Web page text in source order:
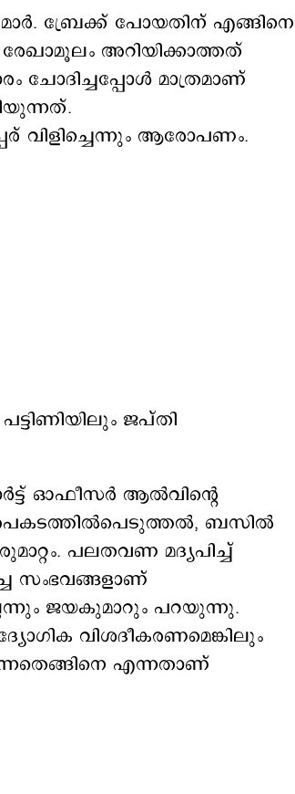
ബ്രേക്ക് പോയതിന് എങ്ങിനെ
അറിയിക്കാത്തത്
ചോദിച്ചപ്പോള്‍ മാത്രമാണ്
വിളിച്ചെന്നും ആരോപണം.
ജപ്തി
ഓഫീസര്‍ ആല്‍വിന്‍റെ
ബസില്‍
പലതവണ മദ്യപിച്ച്
സംഭവങ്ങളാണ്
ജയകുമാറും പറയുന്നു.
വിശദീകരണമെങ്കിലും
എന്നതാണ്